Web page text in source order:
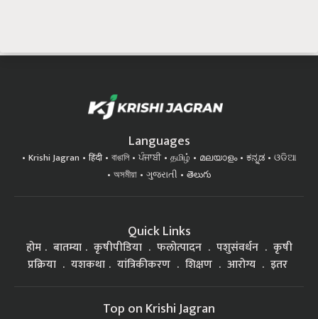
Languages
Krishi Jagran हिंदी বাঙালি ਪੰਜਾਬੀ தமிழ் മലയാളം ಕನ್ನಡ
ଓଡିଆ
অসমীয়া
ગુજરાતી తెలుగు
Quick Links
होम बातम्या कृषीपीडिया फलोत्पादन पशुसंवर्धन
कृषी
प्रक्रिया
यशकथा यांत्रिकीकरण शिक्षण आरोग्य इतर
Top on Krishi Jagran